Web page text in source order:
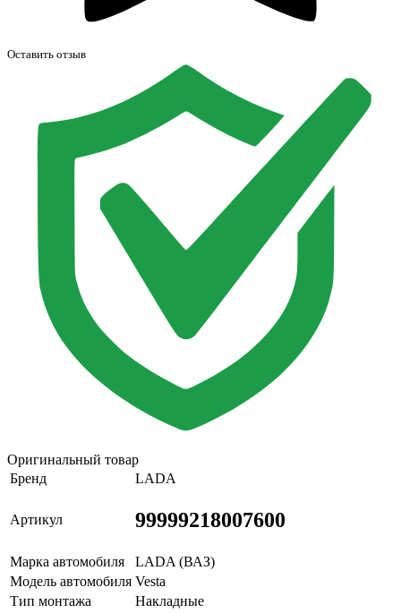
Оставить отзыв
Оригинальный товар
Бренд
LADA
Артикул 99999218007600
Марка автомобиля
LADA (ВАЗ)
Модель автомобиля Vesta
Тип монтажа
Накладные